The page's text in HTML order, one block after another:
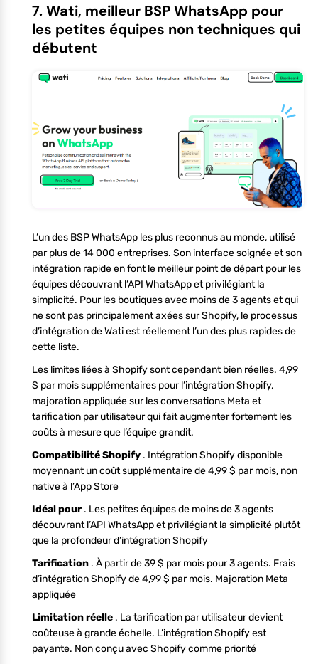
7. Wati, meilleur BSP WhatsApp pour
les petites équipes non techniques qui
débutent
L’un des BSP WhatsApp les plus reconnus au monde, utilisé
par plus de 14 000 entreprises. Son interface soignée et son
intégration rapide en font le meilleur point de départ pour les
équipes découvrant l’API WhatsApp et privilégiant la
simplicité. Pour les boutiques avec moins de 3 agents et qui
ne sont pas principalement axées sur Shopify, le processus
d’intégration de Wati est réellement l’un des plus rapides de
cette liste.
Les limites liées à Shopify sont cependant bien réelles. 4,99
$ par mois supplémentaires pour l’intégration Shopify,
majoration appliquée sur les conversations Meta et
tarification par utilisateur qui fait augmenter fortement les
coûts à mesure que l’équipe grandit.
Compatibilité Shopify . Intégration Shopify disponible
moyennant un coût supplémentaire de 4,99 $ par mois, non
native à l’App Store
Idéal pour. Les petites équipes de moins de 3 agents
découvrant l’API WhatsApp et privilégiant la simplicité plutôt
que la profondeur d’intégration Shopify
Tarification . À partir de 39 $ par mois pour 3 agents. Frais
d’intégration Shopify de 4,99 $ par mois. Majoration Meta
appliquée
Limitation réelle . La tarification par utilisateur devient
coûteuse à grande échelle. L’intégration Shopify est
payante. Non conçu avec Shopify comme priorité